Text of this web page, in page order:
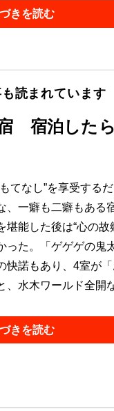
きを読む
読まれています
宿泊した
なし”を享受する
一癖も二癖もある
能した後は“心の故
た。「ゲゲゲの鬼
諾もあり、4室が
、水木ワールド全開
きを読む